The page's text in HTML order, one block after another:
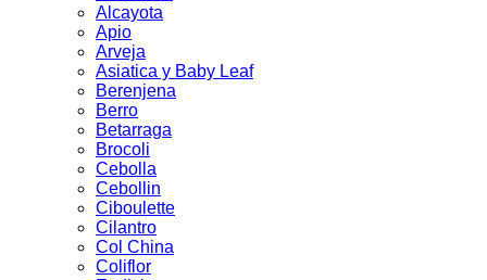
Alcayota
Apio
Arveja
Asiatica y Baby Leaf
Berenjena
Berro
Betarraga
Brocoli
Cebolla
Cebollin
Ciboulette
Cilantro
Col China
Coliflor